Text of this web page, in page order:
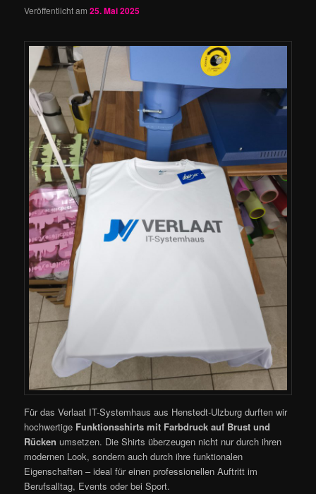
Veröffentlicht am25. Mai 2025
Für das Verlaat IT-Systemhaus aus Henstedt-Ulzburg durften wir
hochwertige Funktionsshirts mit Farbdruck auf Brust und
Rücken umsetzen. Die Shirts überzeugen nicht nur durch ihren
modernen Look, sondern auch durch ihre funktionalen
Eigenschaften – ideal für einen professionellen Auftritt im
Berufsalltag, Events oder bei Sport.